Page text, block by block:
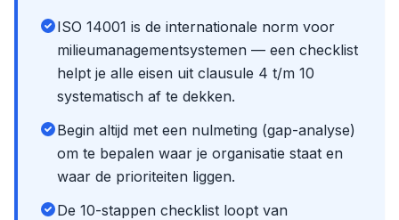
ISO 14001 is de internationale norm voor
milieumanagementsystemen — een checklist
helpt je alle eisen uit clausule 4 t/m 10
systematisch af te dekken.
Begin altijd met een nulmeting (gap-analyse)
om te bepalen waar je organisatie staat en
waar de prioriteiten liggen.
De 10-stappen checklist loopt van